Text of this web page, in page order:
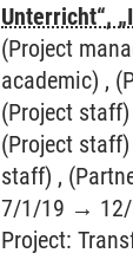
Unterricht“,
(Project
academic) ,
(Project
(Project
staff) ,
7/1/19 →
Project: